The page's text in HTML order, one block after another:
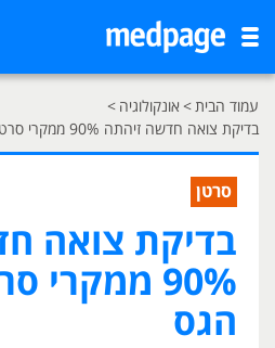
עמוד הבית> אונקולוגיה >
בדיקת צואה חדשה זיהתה 90% ממקרי סרטן המעי הגס
סרטן
בדיקת צואה
90%
הגס